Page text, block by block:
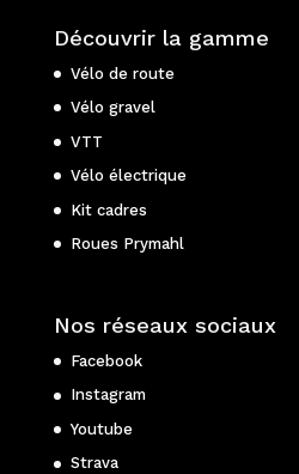
Découvrir la gamme
Vélo de route
Vélo gravel
VTT
Vélo électrique
Kit cadres
Roues Prymahl
Nos réseaux sociaux
Facebook
Instagram
Youtube
Strava